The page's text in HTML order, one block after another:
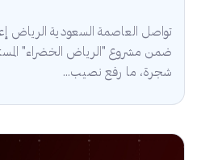
تواصل العاصمة السعودية الرياض
شجرة، ما رفع نصيب...